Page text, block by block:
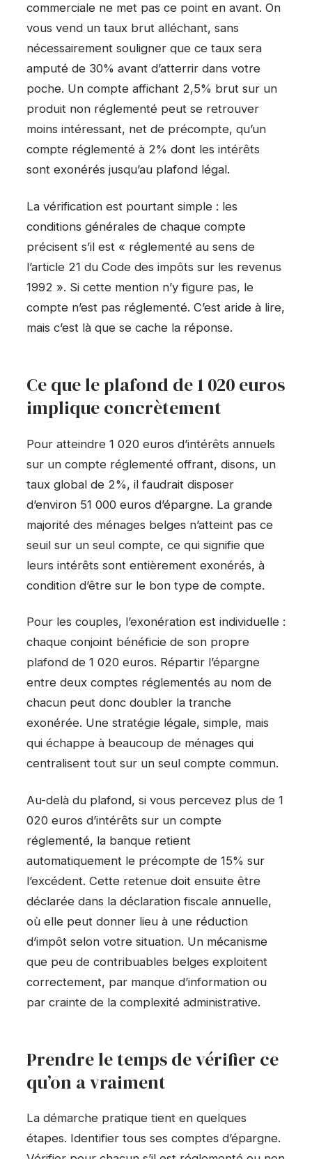
commerciale ne met pas ce point en avant. On
vous vend un taux brut alléchant, sans
nécessairement souligner que ce taux sera
amputé de 30% avant d’atterrir dans votre
poche. Un compte affichant 2,5% brut sur un
produit non réglementé peut se retrouver
moins intéressant, net de précompte, qu’un
compte réglementé à 2% dont les intérêts
sont exonérés jusqu’au plafond légal.
La vérification est pourtant simple : les
conditions générales de chaque compte
précisent s’il est « réglementé au sens de
l’article 21 du Code des impôts sur les revenus
1992 ». Si cette mention n’y figure pas, le
compte n’est pas réglementé. C’est aride à lire,
mais c’est là que se cache la réponse.
Ce que le plafond de 1 020 euros
implique concrètement
Pour atteindre 1 020 euros d’intérêts annuels
sur un compte réglementé offrant, disons, un
taux global de 2%, il faudrait disposer
d’environ 51 000 euros d’épargne. La grande
majorité des ménages belges n’atteint pas ce
seuil sur un seul compte, ce qui signifie que
leurs intérêts sont entièrement exonérés, à
condition d’être sur le bon type de compte.
Pour les couples, l’exonération est individuelle :
chaque conjoint bénéficie de son propre
plafond de 1 020 euros. Répartir l’épargne
entre deux comptes réglementés au nom de
chacun peut donc doubler la tranche
exonérée. Une stratégie légale, simple, mais
qui échappe à beaucoup de ménages qui
centralisent tout sur un seul compte commun.
Au-delà du plafond, si vous percevez plus de 1
020 euros d’intérêts sur un compte
réglementé, la banque retient
automatiquement le précompte de 15% sur
l’excédent. Cette retenue doit ensuite être
déclarée dans la déclaration fiscale annuelle,
où elle peut donner lieu à une réduction
d’impôt selon votre situation. Un mécanisme
que peu de contribuables belges exploitent
correctement, par manque d’information ou
par crainte de la complexité administrative.
Prendre le temps de vérifier ce
qu’on a vraiment
La démarche pratique tient en quelques
étapes. Identifier tous ses comptes d’épargne.